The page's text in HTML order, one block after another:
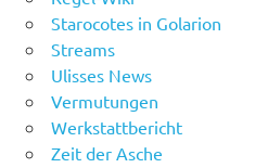
Starocotes in Golarion
Streams
Ulisses News
Vermutungen
Werkstattbericht
Zeit der Asche